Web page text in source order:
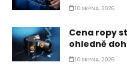
10 SRPNA, 2026
Cena ropy
ohledně
10 SRPNA, 2026